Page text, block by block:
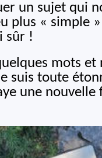
un sujet qui
plus « simple
sûr !
mots et
suis toute
une